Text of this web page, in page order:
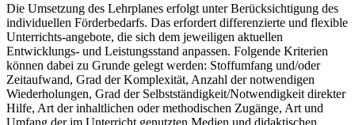
Die Umsetzung des Lehrplanes erfolgt unter Berücksichtigung des
individuellen Förderbedarfs. Das erfordert differenzierte und flexible
Unterrichts-angebote, die sich dem jeweiligen aktuellen
Entwicklungs- und Leistungsstand anpassen. Folgende Kriterien
können dabei zu Grunde gelegt werden: Stoffumfang und/oder
Zeitaufwand, Grad der Komplexität, Anzahl der notwendigen
Wiederholungen, Grad der Selbstständigkeit/Notwendigkeit direkter
Hilfe, Art der inhaltlichen oder methodischen Zugänge, Art und
Umfang der im Unterricht genutzten Medien und didaktischen